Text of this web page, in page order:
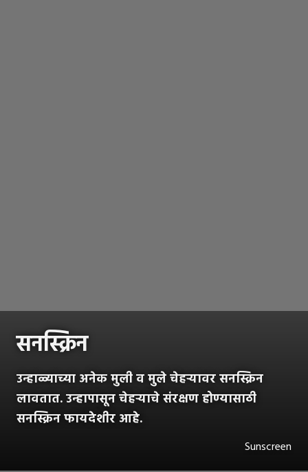
सनस्क्रिन
उन्हाळ्याच्या अनेक मुली व मुले चेहऱ्यावर सनस्क्रिन
लावतात. उन्हापासून चेहऱ्याचे संरक्षण होण्यासाठी
सनस्क्रिन फायदेशीर आहे.
Sunscreen